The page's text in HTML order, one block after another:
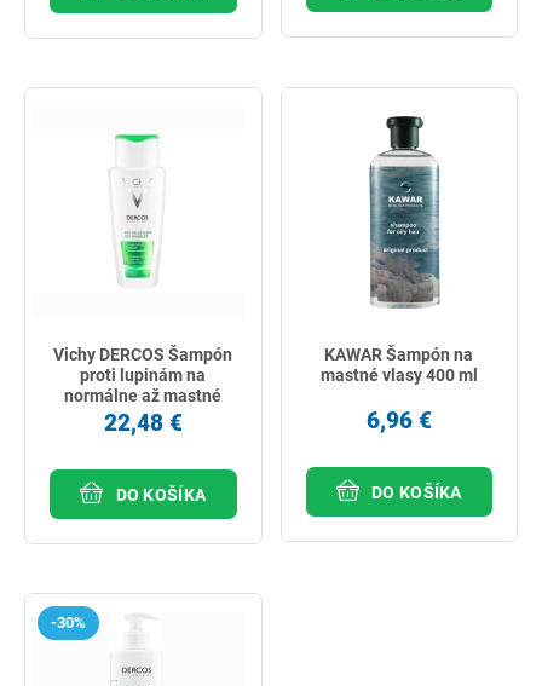
Vichy DERCOS Šampón
proti lupinám na
normálne až mastné
vlasy 200 ml
22,48 €
DO KOŠÍKA
KAWAR Šampón na
mastné vlasy 400 ml
6,96 €
DO KOŠÍKA
-30%